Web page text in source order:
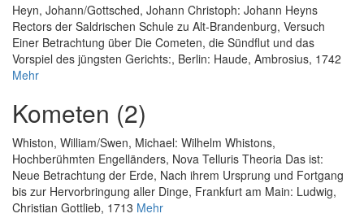
Heyn, Johann/Gottsched, Johann Christoph: Johann Heyns
Rectors der Saldrischen Schule zu Alt-Brandenburg, Versuch
Einer Betrachtung über Die Cometen, die Sündflut und das
Vorspiel des jüngsten Gerichts:, Berlin: Haude, Ambrosius, 1742
Mehr
Kometen (2)
Whiston, William/Swen, Michael: Wilhelm Whistons,
Hochberühmten Engelländers, Nova Telluris Theoria Das ist:
Neue Betrachtung der Erde, Nach ihrem Ursprung und Fortgang
bis zur Hervorbringung aller Dinge, Frankfurt am Main: Ludwig,
Christian Gottlieb, 1713 Mehr